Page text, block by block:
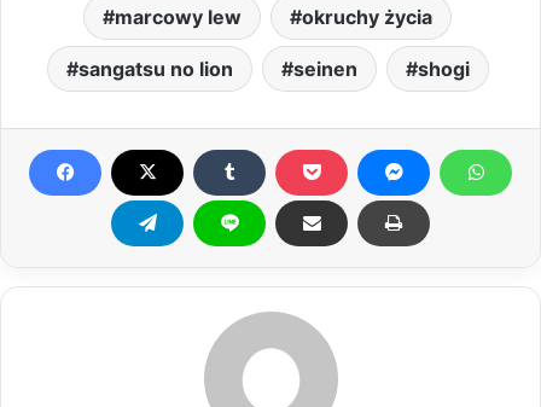
marcowy lew okruchy życia
sangatsu no lion seinen shogi